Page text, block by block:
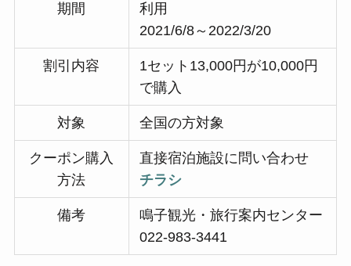
期間
利用
2021/6/8～2022/3/20
割引内容
1セット13,000円が10,000円
で購入
対象 全国の方対象
クーポン購入
方法
直接宿泊施設に問い合わせ
チラシ
備考
鳴子観光・旅行案内センター
022-983-3441